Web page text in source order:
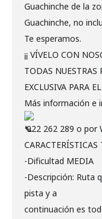
Guachinche de la
Guachinche, no
Te esperamos.
¡¡ VÍVELO CON
TODAS NUESTRAS
EXCLUSIVA PARA
Más información e
922 262 289 o por
CARACTERÍSTICAS
-Dificultad MEDIA
-Descripción: Ruta
pista y a
continuación es